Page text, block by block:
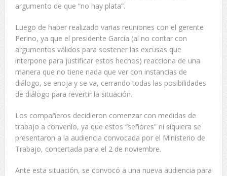
argumento de que “no hay plata”.
Luego de haber realizado varias reuniones con el gerente
Perino, ya que el presidente García (al no contar con
argumentos válidos para sostener las excusas que
interpone para justificar estos hechos) reacciona de una
manera que no tiene nada que ver con instancias de
diálogo, se enoja y se va, cerrando todas las posibilidades
de diálogo para revertir la situación.
Los compañeros decidieron comenzar con medidas de
trabajo a convenio, ya que estos “señores” ni siquiera se
presentaron a la audiencia convocada por el Ministerio de
Trabajo, concertada para el 2 de noviembre.
Ante esta situación, se convocó a una nueva audiencia para